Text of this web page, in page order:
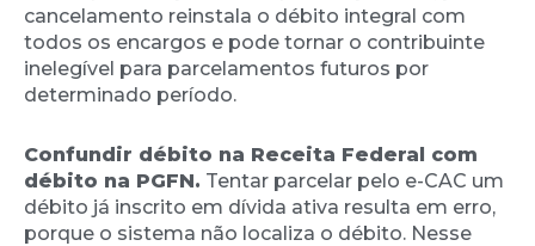
cancelamento reinstala o débito integral com
todos os encargos e pode tornar o contribuinte
inelegível para parcelamentos futuros por
determinado período.
Confundir débito na Receita Federal com
débito na PGFN. Tentar parcelar pelo e-CAC um
débito já inscrito em dívida ativa resulta em erro,
porque o sistema não localiza o débito. Nesse